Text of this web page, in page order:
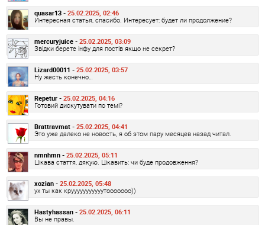
quasar13 - 25.02.2025, 02:46
Интересная статья, спасибо. Интересует: будет ли продолжение?
mercuryjuice - 25.02.2025, 03:09
Звідки берете інфу для постів якщо не секрет?
Lizard00011 - 25.02.2025, 03:57
Ну жесть конечно…
Repetur - 25.02.2025, 04:16
Готовий дискутувати по темі?
Brattravmat - 25.02.2025, 04:41
Это уже далеко не новость, я об этом пару месяцев назад читал.
nmnhmn - 25.02.2025, 05:11
Цікава стаття, дякую. Цікавить: чи буде продовження?
xozian - 25.02.2025, 05:48
ух ты как крууууууууууутооооооо))
Hastyhassan - 25.02.2025, 06:11
Вы не правы.